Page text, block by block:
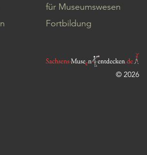
für Museumswesen
Fortbildung
© 2026